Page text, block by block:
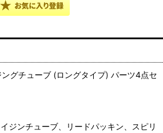
グチューブ (ロングタイプ) パーツ4点セ
ジンチューブ、リードパッキン、スピリ